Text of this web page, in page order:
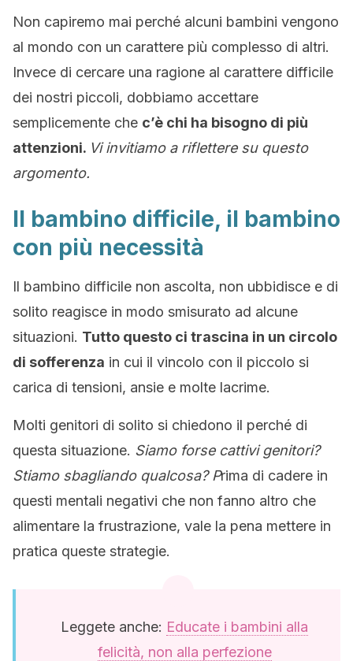
Non capiremo mai perché alcuni bambini vengono
al mondo con un carattere più complesso di altri.
Invece di cercare una ragione al carattere difficile
dei nostri piccoli, dobbiamo accettare
semplicemente che c’è chi ha bisogno di più
attenzioni. Vi invitiamo a riflettere su questo
argomento.
Il bambino difficile, il bambino
con più necessità
Il bambino difficile non ascolta, non ubbidisce e di
solito reagisce in modo smisurato ad alcune
situazioni. Tutto questo ci trascina in un circolo
di sofferenza in cui il vincolo con il piccolo si
carica di tensioni, ansie e molte lacrime.
Molti genitori di solito si chiedono il perché di
questa situazione. Siamo forse cattivi genitori?
Stiamo sbagliando qualcosa? Prima di cadere in
questi mentali negativi che non fanno altro che
alimentare la frustrazione, vale la pena mettere in
pratica queste strategie.
Leggete anche: Educate i bambini alla
felicità, non alla perfezione